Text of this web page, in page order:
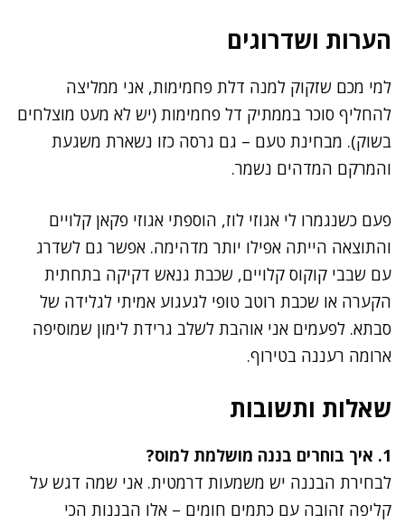
הערות ושדרוגים
למי מכם שזקוק למנה דלת פחמימות, אני ממליצה
להחליף סוכר בממתיק דל פחמימות (יש לא מעט מוצלחים
בשוק). מבחינת טעם – גם גרסה כזו נשארת משגעת
והמרקם המדהים נשמר.
פעם כשנגמרו לי אגוזי לוז, הוספתי אגוזי פקאן קלויים
והתוצאה הייתה אפילו יותר מדהימה. אפשר גם לשדרג
עם שבבי קוקוס קלויים, שכבת גנאש דקיקה בתחתית
הקערה או שכבת רוטב טופי לגעגוע אמיתי לגלידה של
סבתא. לפעמים אני אוהבת לשלב גרידת לימון שמוסיפה
ארומה רעננה בטירוף.
שאלות ותשובות
1. איך בוחרים בננה מושלמת למוס?
לבחירת הבננה יש משמעות דרמטית. אני שמה דגש על
קליפה זהובה עם כתמים חומים – אלו הבננות הכי